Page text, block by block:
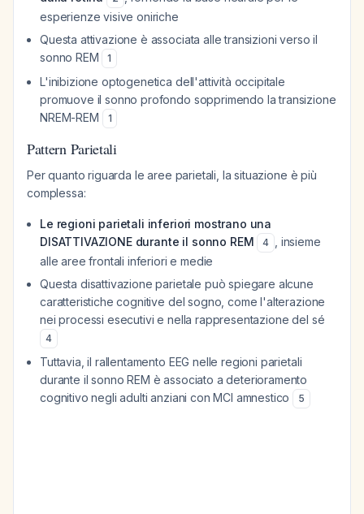
esperienze visive oniriche
Questa attivazione è associata alle transizioni verso il
sonno REM
1
L'inibizione optogenetica dell'attività occipitale
promuove il sonno profondo sopprimendo la transizione
NREM-REM
1
Pattern Parietali
Per quanto riguarda le aree parietali, la situazione è più
complessa:
Le regioni parietali inferiori mostrano una
DISATTIVAZIONE durante il sonno REM
4
, insieme
alle aree frontali inferiori e medie
Questa disattivazione parietale può spiegare alcune
caratteristiche cognitive del sogno, come l'alterazione
nei processi esecutivi e nella rappresentazione del sé
4
Tuttavia, il rallentamento EEG nelle regioni parietali
durante il sonno REM è associato a deterioramento
cognitivo negli adulti anziani con MCI amnestico
5